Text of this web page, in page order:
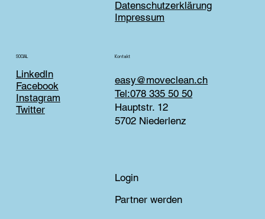
Datenschutzerklärung
Impressum
SOCIAL
LinkedIn
Facebook
Instagram
Twitter
Kontakt
easy@moveclean.ch
Tel:078 335 50 50
Hauptstr. 12
5702 Niederlenz
Login
Partner werden